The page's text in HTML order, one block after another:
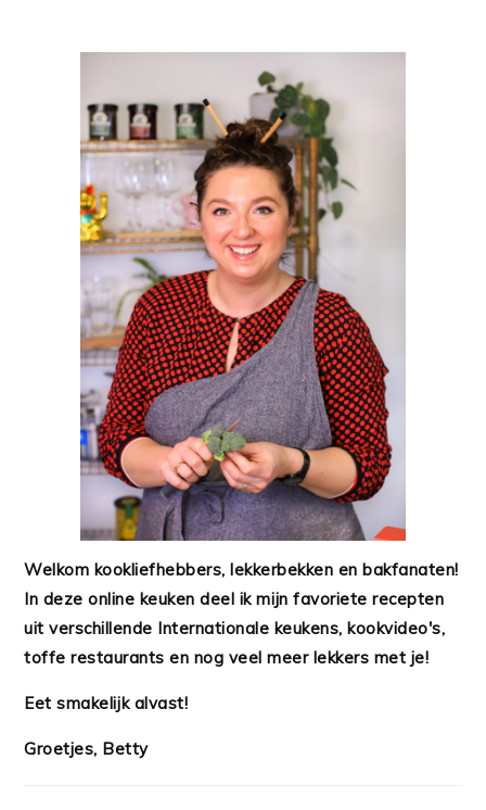
Welkom kookliefhebbers, lekkerbekken en bakfanaten!
In deze online keuken deel ik mijn favoriete recepten
uit verschillende Internationale keukens, kookvideo's,
toffe restaurants en nog veel meer lekkers met je!
Eet smakelijk alvast!
Groetjes, Betty